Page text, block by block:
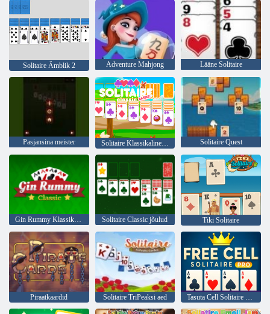
Solitaire Ämblik 2 Adventure Mahjong Lääne Solitaire
Pasjansina meister Solitaire Klassikaline lihavõtted Solitaire Quest
Gin Rummy Klassikaline Solitaire Classic jõulud Tiki Solitaire
Piraatkaardid Solitaire TriPeaksi aed Tasuta Cell Solitaire Pro